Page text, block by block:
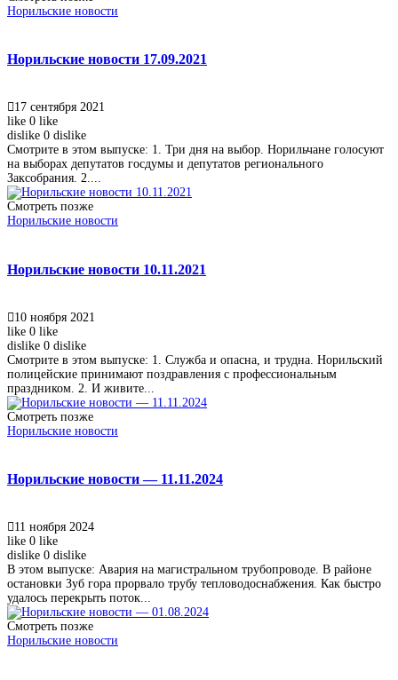
Норильские новости
Норильские новости 17.09.2021
17 сентября 2021
like 0 like
dislike 0 dislike
Смотрите в этом выпуске: 1. Три дня на выбор. Норильчане голосуют
на выборах депутатов госдумы и депутатов регионального
Заксобрания. 2....
Смотреть позже
Норильские новости
Норильские новости 10.11.2021
10 ноября 2021
like 0 like
dislike 0 dislike
Смотрите в этом выпуске: 1. Служба и опасна, и трудна. Норильский
полицейские принимают поздравления с профессиональным
праздником. 2. И живите...
Смотреть позже
Норильские новости
Норильские новости — 11.11.2024
11 ноября 2024
like 0 like
dislike 0 dislike
В этом выпуске: Авария на магистральном трубопроводе. В районе
остановки Зуб гора прорвало трубу тепловодоснабжения. Как быстро
удалось перекрыть поток...
Смотреть позже
Норильские новости